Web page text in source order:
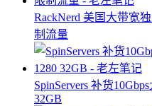
RackNerd 美国大带宽
制流量
SpinServers 补货
32GB